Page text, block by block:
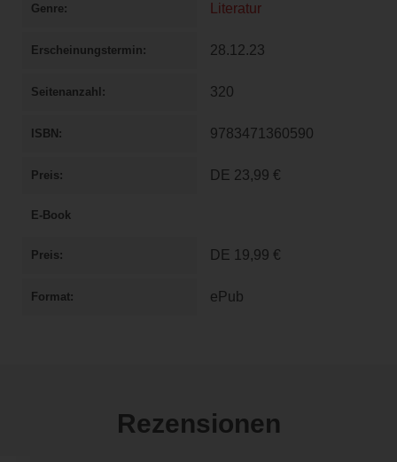
Genre Literatur
Erscheinungstermin 28.12.23
Seitenanzahl 320
ISBN 9783471360590
Preis DE 23,99 €
E-Book
Preis DE 19,99 €
Format ePub
Rezensionen